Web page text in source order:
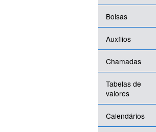
Bolsas
Auxílios
Chamadas
Tabelas de
valores
Calendários